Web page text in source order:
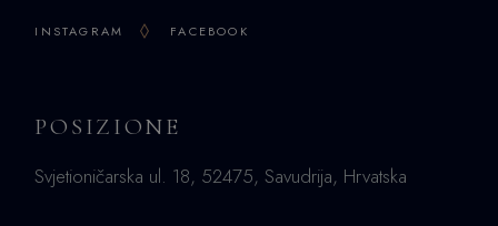
INSTAGRAM FACEBOOK
POSIZIONE
Svjetioničarska ul. 18, 52475, Savudrija, Hrvatska